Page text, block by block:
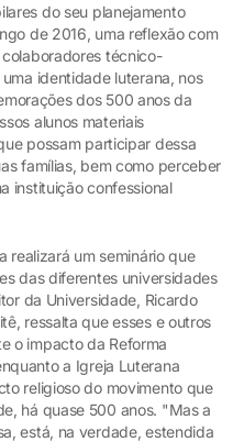
do seu planejamento
de 2016, uma reflexão com
técnico-
identidade luterana, nos
dos 500 anos da
alunos materiais
possam participar dessa
famílias, bem como perceber
instituição confessional
realizará um seminário que
das diferentes universidades
da Universidade, Ricardo
ressalta que esses e outros
o impacto da Reforma
a Igreja Luterana
religioso do movimento que
há quase 500 anos. "Mas a
está, na verdade, estendida